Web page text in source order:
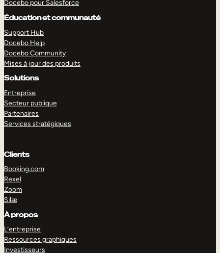
Docebo pour Salesforce
Éducation et communauté
Support Hub
Docebo Help
Docebo Community
Mises à jour des produits
Solutions
Entreprise
Secteur publique
Partenaires
Services stratégiques
Clients
Booking.com
Rexel
Zoom
Silæ
À propos
L’entreprise
Ressources graphiques
Investisseurs